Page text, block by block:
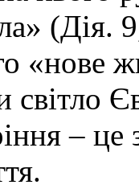
(Дія.
«нове
– це